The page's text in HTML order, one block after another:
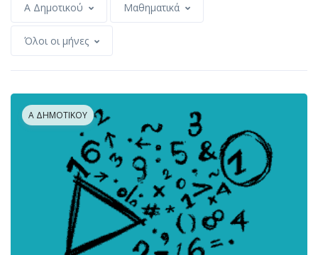
Α Δημοτικού Μαθηματικά
Όλοι οι μήνες
Α ΔΗΜΟΤΙΚΟΎ